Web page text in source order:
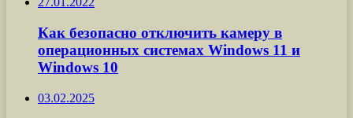
Как безопасно отключить камеру в
операционных системах Windows 11 и
Windows 10
03.02.2025